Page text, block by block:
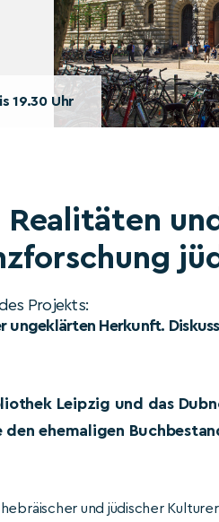
19.30 Uhr
Realitäten
Projekts:
ungeklärten Herkunft.
Leipzig und das
den ehemaligen
und jüdischer